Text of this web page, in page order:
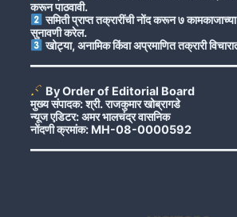
करून पाठवावी.
समिती प्राप्त तक्रारींची नोंद करून ७
सुनावणी करेल.
खोट्या, अनामिक किंवा अप्रमाणित तक्रारी
By Order of Editorial Board
मुख्य संपादक: श्री. राजकुमार खोब्रागडे
न्यूज एडिटर: अमर भालचंद्र वासनिक
नोंदणी क्रमांक: MH-08-0000592